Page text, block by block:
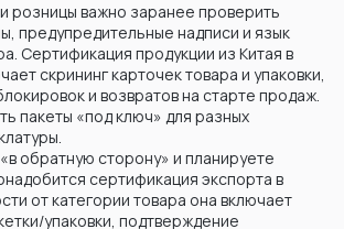
розницы важно заранее проверить
предупредительные надписи и язык
Сертификация продукции из Китая в
скрининг карточек товара и упаковки,
и возвратов на старте продаж.
пакеты «под ключ» для разных
обратную сторону» и планируете
сертификация экспорта в
от категории товара она включает
упаковки, подтверждение